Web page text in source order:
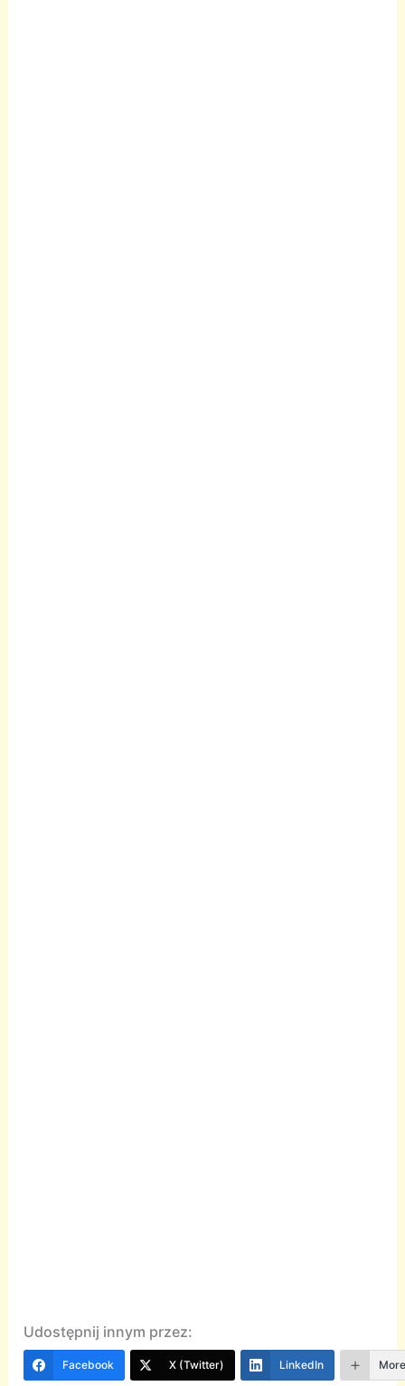
Udostępnij innym przez:
Facebook X (Twitter) LinkedIn